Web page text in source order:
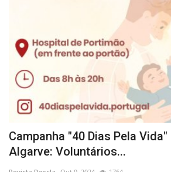
Campanha "40 Dias Pela Vida"
Algarve: Voluntários...